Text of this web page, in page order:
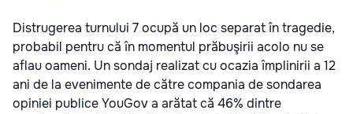
Distrugerea turnului 7 ocupă un loc separat în tragedie,
probabil pentru că în momentul prăbuşirii acolo nu se
aflau oameni. Un sondaj realizat cu ocazia împlinirii a 12
ani de la evenimente de către compania de sondarea
opiniei publice YouGov a arătat că 46% dintre